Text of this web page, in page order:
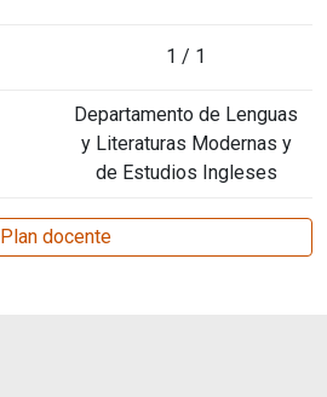
1 / 1
Departamento de Lenguas
y Literaturas Modernas y
de Estudios Ingleses
Plan docente